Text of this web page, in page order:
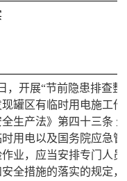
，开展“节前隐患排查
现罐区有临时用电施工作
生产法》 第四十三条
用电以及国务院应急
业，应当安排专门人
全措施的落实的规定，